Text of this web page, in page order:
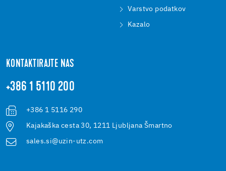
Varstvo podatkov
Kazalo
KONTAKTIRAJTE NAS
+386 1 5110 200
+386 1 5116 290
Kajakaška cesta 30, 1211 Ljubljana Šmartno
sales.si@uzin-utz.com